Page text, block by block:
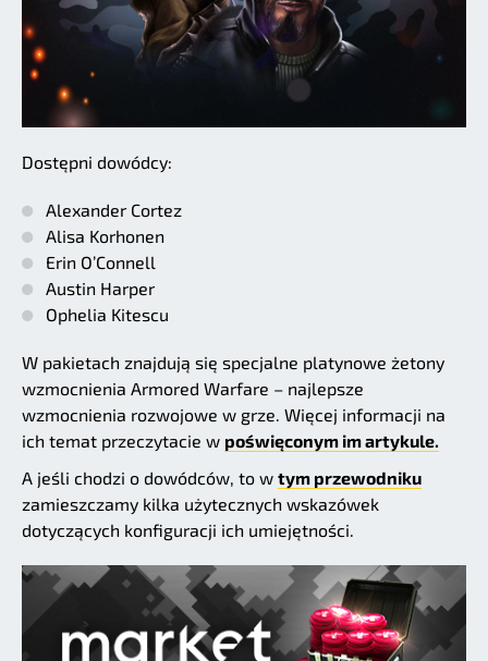
Dostępni dowódcy:
Alexander Cortez
Alisa Korhonen
Erin O’Connell
Austin Harper
Ophelia Kitescu
W pakietach znajdują się specjalne platynowe żetony
wzmocnienia Armored Warfare – najlepsze
wzmocnienia rozwojowe w grze. Więcej informacji na
ich temat przeczytacie w poświęconym im artykule.
A jeśli chodzi o dowódców, to w tym przewodniku
zamieszczamy kilka użytecznych wskazówek
dotyczących konfiguracji ich umiejętności.